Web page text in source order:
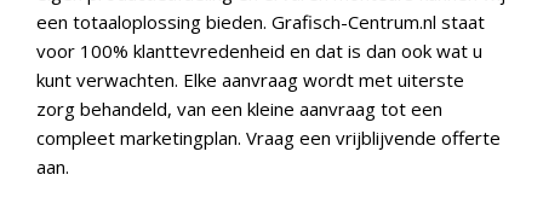
een totaaloplossing bieden. Grafisch-Centrum.nl staat
voor 100% klanttevredenheid en dat is dan ook wat u
kunt verwachten. Elke aanvraag wordt met uiterste
zorg behandeld, van een kleine aanvraag tot een
compleet marketingplan. Vraag een vrijblijvende offerte
aan.